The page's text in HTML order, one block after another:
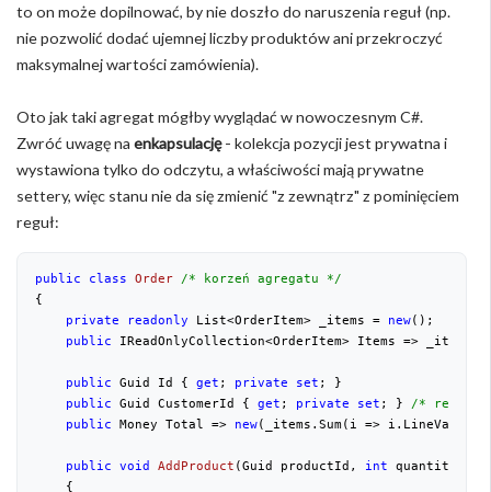
to on może dopilnować, by nie doszło do naruszenia reguł (np.
nie pozwolić dodać ujemnej liczby produktów ani przekroczyć
maksymalnej wartości zamówienia).
Oto jak taki agregat mógłby wyglądać w nowoczesnym C#.
Zwróć uwagę na enkapsulację- kolekcja pozycji jest prywatna i
wystawiona tylko do odczytu, a właściwości mają prywatne
settery, więc stanu nie da się zmienić "z zewnątrz" z pominięciem
reguł:
public class Order /* korzeń agregatu */
{
private
readonly List<OrderItem> _items = new();
public IReadOnlyCollection<OrderItem> Items =>
public Guid Id { get ; private set ; }
public Guid CustomerId { get ; private set ; } /*
public Money Total => new(_items.Sum(i =>
public void AddProduct (Guid productId, int quantity,
{